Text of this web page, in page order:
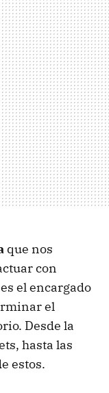
que nos
con
el encargado
el
Desde la
hasta las
estos.